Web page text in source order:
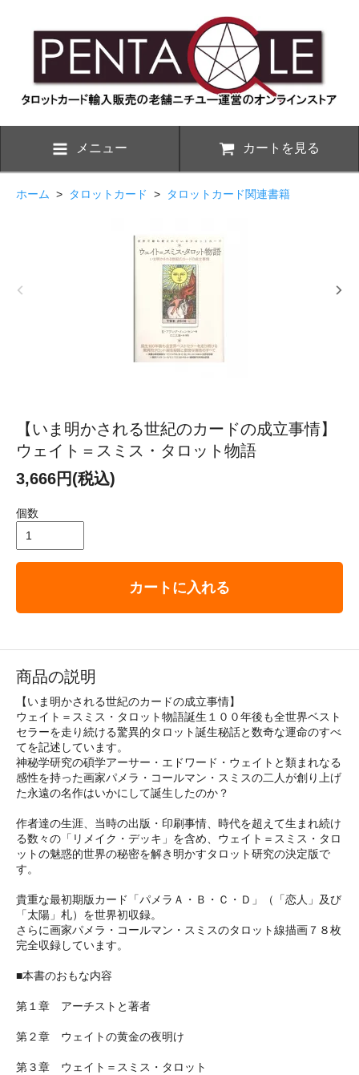
メニュー カートを見る
ホーム > タロットカード > タロットカード関連書籍
【いま明かされる世紀のカードの成立事情】
ウェイト＝スミス・タロット物語
3,666円(税込)
個数
カートに入れる
商品の説明
【いま明かされる世紀のカードの成立事情】
ウェイト＝スミス・タロット物語誕生１００年後も全世界ベスト
セラーを走り続ける驚異的タロット誕生秘話と数奇な運命のすべ
てを記述しています。
神秘学研究の碩学アーサー・エドワード・ウェイトと類まれなる
感性を持った画家パメラ・コールマン・スミスの二人が創り上げ
た永遠の名作はいかにして誕生したのか？
作者達の生涯、当時の出版・印刷事情、時代を超えて生まれ続け
る数々の「リメイク・デッキ」を含め、ウェイト＝スミス・タロ
ットの魅惑的世界の秘密を解き明かすタロット研究の決定版で
す。
貴重な最初期版カード「パメラＡ・Ｂ・Ｃ・Ｄ」（「恋人」及び
「太陽」札）を世界初収録。
さらに画家パメラ・コールマン・スミスのタロット線描画７８枚
完全収録しています。
■本書のおもな内容
第１章 アーチストと著者
第２章 ウェイトの黄金の夜明け
第３章 ウェイト＝スミス・タロット